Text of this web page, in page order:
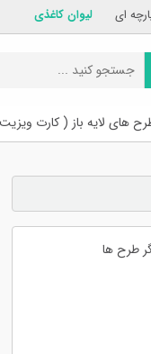
ای لیوان کاغذی
های لایه باز ( کارت
طرح ها